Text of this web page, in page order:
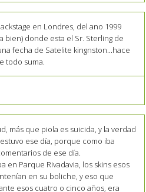
en Londres, del ano 1999
bien) donde esta el Sr. Sterling de
fecha de Satelite kingnston...hace
todo suma.
más que piola es suicida, y la verdad
ese día, porque como iba
de ese día.
en Parque Rivadavia, los skins esos
en su boliche, y eso que
esos cuatro o cinco años, era